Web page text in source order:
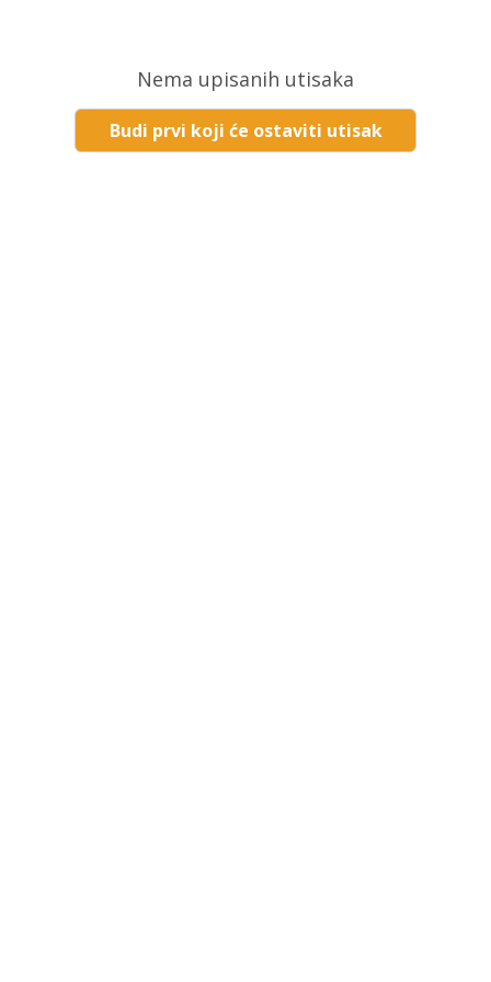
Nema upisanih utisaka
Budi prvi koji će ostaviti utisak